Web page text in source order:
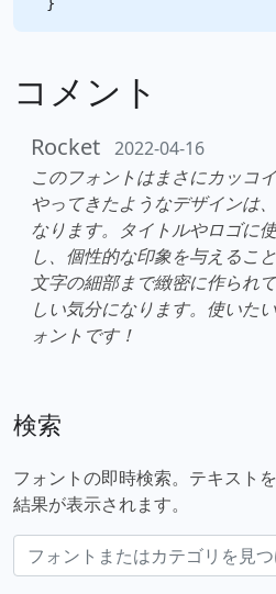
コメント
Rocket 2022-04-16
このフォントはまさにカッコ
やってきたようなデザインは
なります。タイトルやロゴに
し、個性的な印象を与えるこ
文字の細部まで緻密に作られ
しい気分になります。使いた
ォントです！
検索
フォントの即時検索。テキスト
結果が表示されます。